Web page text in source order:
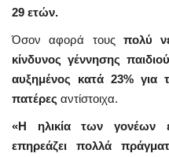
29 ετών.
Όσον αφορά τους πολύ
κίνδυνος γέννησης
αυξημένος κατά 23% για
πατέρες αντίστοιχα.
«Η ηλικία των γονέων
επηρεάζει πολλά